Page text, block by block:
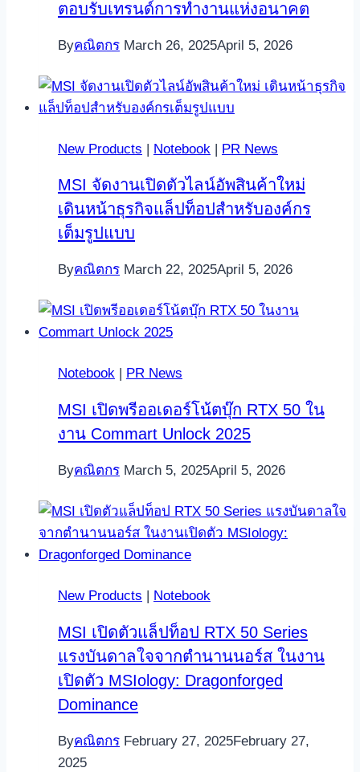
ตอบรับเทรนด์การทำงานแห่งอนาคต
Byคณิตกร March 26, 2025April 5, 2026
New Products | Notebook | PR News
MSI จัดงานเปิดตัวไลน์อัพสินค้าใหม่
เดินหน้าธุรกิจแล็ปท็อปสำหรับองค์กร
เต็มรูปแบบ
Byคณิตกร March 22, 2025April 5, 2026
Notebook PR News
MSI เปิดพรีออเดอร์โน้ตบุ๊ก RTX 50 ใน
งาน Commart Unlock 2025
Byคณิตกร March 5, 2025April 5, 2026
New Products Notebook
MSI เปิดตัวแล็ปท็อป RTX 50 Series
แรงบันดาลใจจากตำนานนอร์ส ในงาน
เปิดตัว MSIology: Dragonforged
Dominance
Byคณิตกร February 27, 2025February 27,
2025